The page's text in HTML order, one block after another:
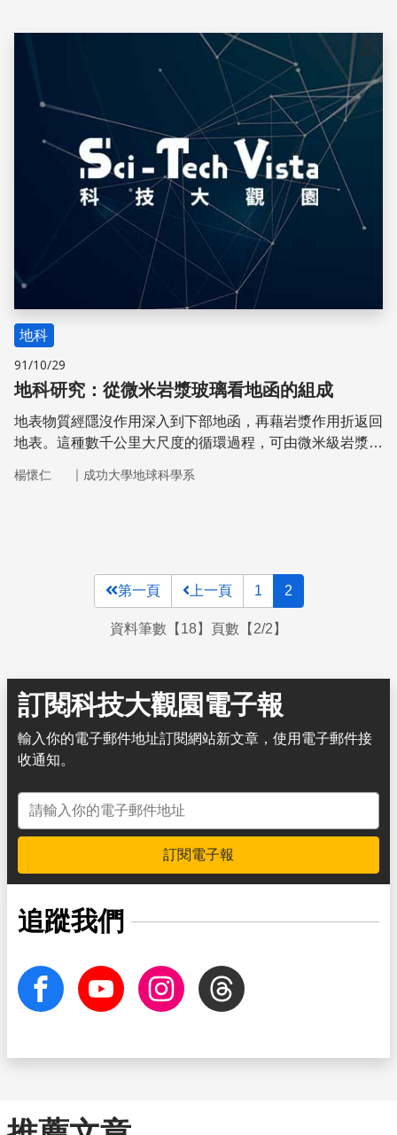
儲存
地科
91/10/29
地科研究：從微米岩漿玻璃看地函的組成
地表物質經隱沒作用深入到下部地函，再藉岩漿作用折返回
地表。這種數千公里大尺度的循環過程，可由微米級岩漿玻
楊懷仁 ｜ 成功大學地球科學系
第一頁 上一頁 1 2
資料筆數【18】頁數【2/2】
訂閱科技大觀園電子報
輸入你的電子郵件地址訂閱網站新文章，使用電子郵件接
收通知。
電子郵件地址
訂閱電子報
追蹤我們
facebook Youtube InstagramThreads